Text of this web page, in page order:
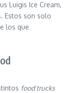
Luigis Ice Cream,
Estos son solo
los que
food trucks